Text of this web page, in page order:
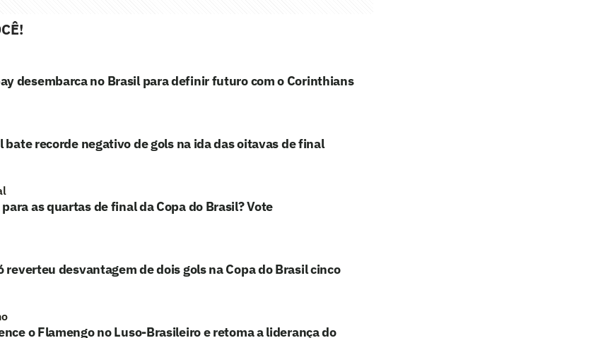
desembarca no Brasil para definir futuro com o Corinthians
bate recorde negativo de gols na ida das oitavas de final
as quartas de final da Copa do Brasil? Vote
reverteu desvantagem de dois gols na Copa do Brasil cinco
o Flamengo no Luso-Brasileiro e retoma a liderança do